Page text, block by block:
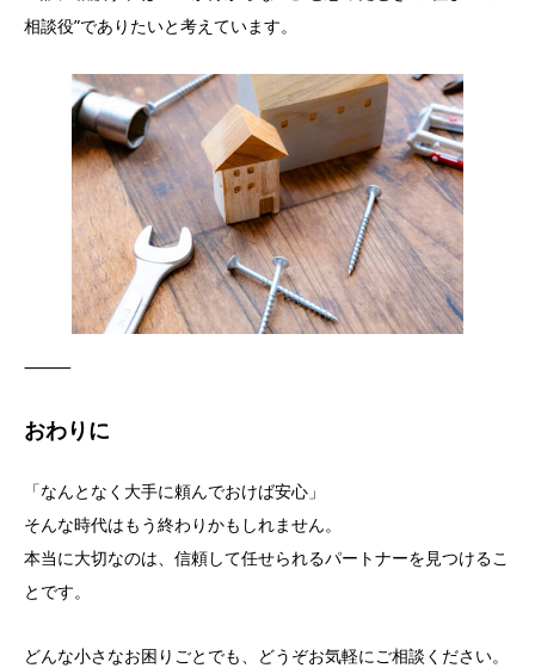
相談役”でありたいと考えています。
⸻
おわりに
「なんとなく大手に頼んでおけば安心」
そんな時代はもう終わりかもしれません。
本当に大切なのは、信頼して任せられるパートナーを見つけるこ
とです。
どんな小さなお困りごとでも、どうぞお気軽にご相談ください。